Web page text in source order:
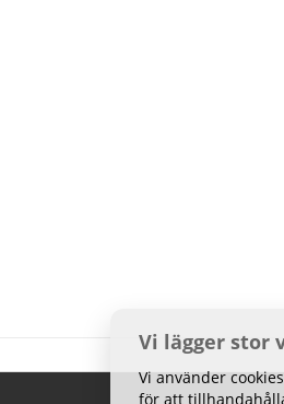
Vi lägger stor
Vi använder
för att